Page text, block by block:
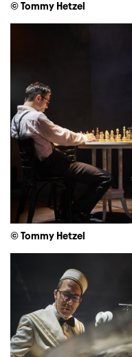
© Tommy Hetzel
© Tommy Hetzel